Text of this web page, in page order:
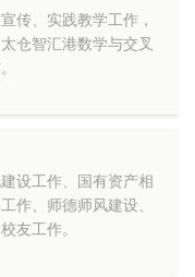
传、实践教学工作，
仓智汇港数学与交叉
设工作、国有资产相
作、师德师风建设、
友工作。